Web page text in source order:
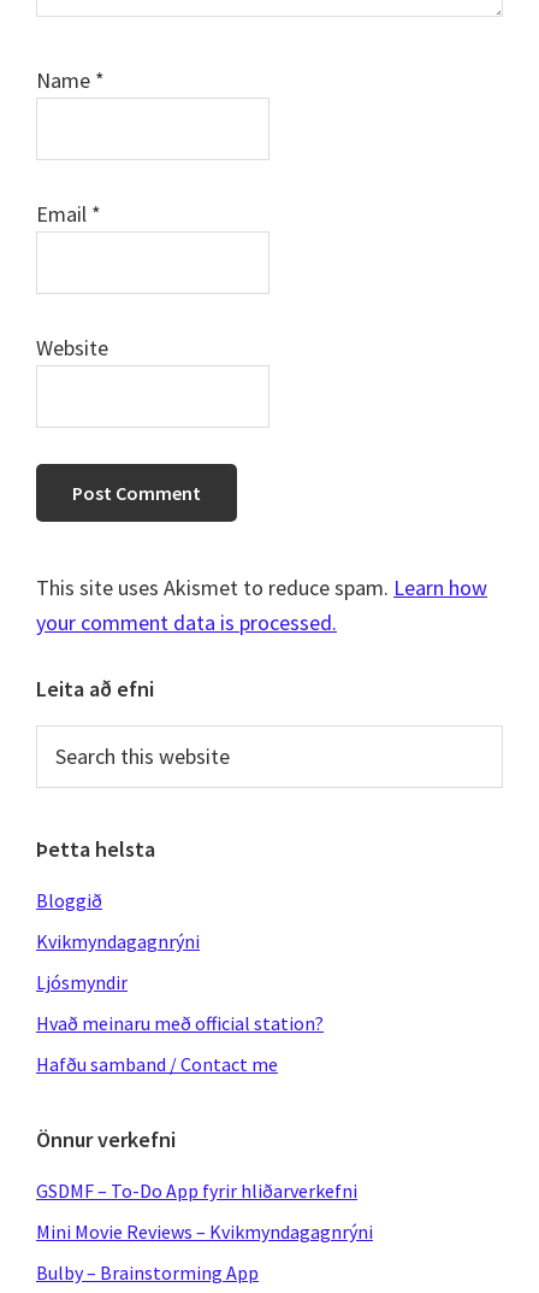
Name *
Email *
Website
This site uses Akismet to reduce spam. Learn how
your comment data is processed.
Primary
Sidebar
Leita að efni
this
Þetta helsta
Bloggið
Kvikmyndagagnrýni
Ljósmyndir
Hvað meinaru með official station?
Hafðu samband / Contact me
Önnur verkefni
GSDMF – To-Do App fyrir hliðarverkefni
Mini Movie Reviews – Kvikmyndagagnrýni
Bulby – Brainstorming App